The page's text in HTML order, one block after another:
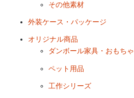
その他素材
外装ケース・パッケージ
オリジナル商品
ダンボール家具・おもちゃ
ペット用品
工作シリーズ